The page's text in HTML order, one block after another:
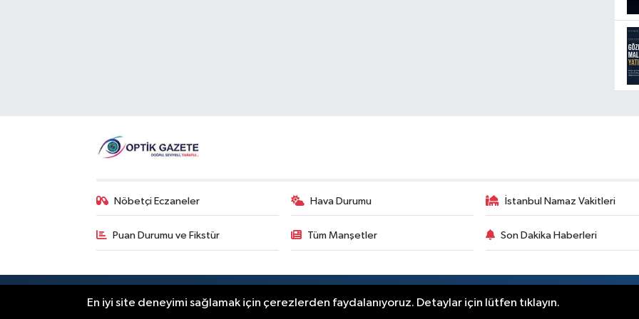
Nöbetçi Eczaneler Hava Durumu İstanbul Namaz Vakitleri
Puan Durumu ve Fikstür Tüm Manşetler Son Dakika Haberleri
RSS Copyright © 2026. Her hakkı saklıdır.
En iyi site deneyimi sağlamak için çerezlerden faydalanıyoruz. Detaylar için lütfen tıklayın.